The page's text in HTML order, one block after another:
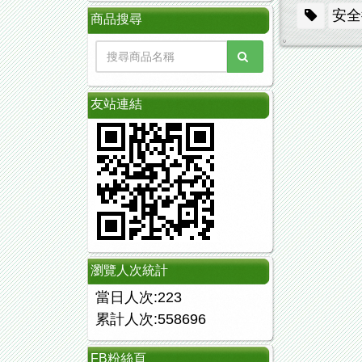
商品搜尋
友站連結
瀏覽人次統計
當日人次:223
累計人次:558696
FB粉絲頁
安